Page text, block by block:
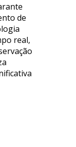
de
real,